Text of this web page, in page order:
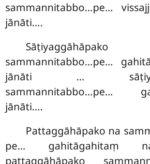
sammannitabbo…pe…
jānāti….
sammannitabbo…pe…
jānāti …
sammannitabbo…pe…
jānāti….
Pattaggāhāpako na
pe… gahitāgahitaṃ
pattaggāhāpako